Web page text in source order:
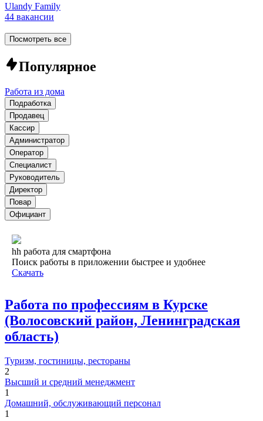
Ulandy Family
44 вакансии
Посмотреть все
Популярное
Работа из дома
Подработка
Продавец
Кассир
Администратор
Оператор
Специалист
Руководитель
Директор
Повар
Официант
hh работа для смартфона
Поиск работы в приложении быстрее и удобнее
Скачать
Работа по профессиям в Курске
(Волосовский район, Ленинградская
область)
Туризм, гостиницы, рестораны
2
Высший и средний менеджмент
1
Домашний, обслуживающий персонал
1